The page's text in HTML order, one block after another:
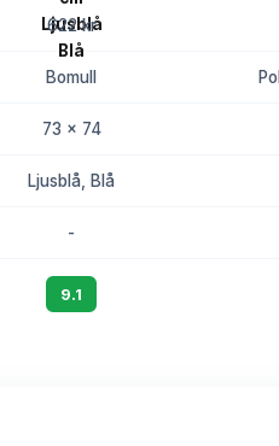
622 kr
Bomull
73 x 74
Ljusblå, Blå
-
9.1